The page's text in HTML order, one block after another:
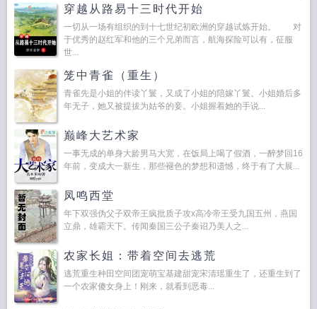
穿越从路易十三时代开始
一切从一场有组织的到十七世纪初欧洲的穿越试炼开始。 对
于优秀的赵红军和他的三个兄弟而言，航海探险可以有，征服
世...
笼中青雀（重生）
青雀先是小姐的伴读丫鬟，又成了小姐的陪嫁丫鬟。小姐婚后多
年无子，她又被提拔为姑爷的妾。小姐握着她的手说...
巅峰大艺术家
一事无成的单身大龄男马大宽，在饭局上喝了假酒，一醉梦回16
年前，变成大一新生，那些褪色的梦想和遗憾，终于有了大展...
凤鸣西堂
年下双强伪父子双帝王疯批质子攻x高冷帝王受九国五州，燕国
立鼎，雄霸天下。传闻秦国三公子秦诏乃美人之...
农家长姐：带着空间去逃荒
逃荒重生种田空间团宠萌宝基建甜宠宋清瑶重生了，还重生到了
一个农家傻女身上！刚来，就看到恶毒...